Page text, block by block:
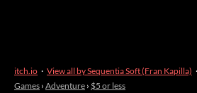
itch.io · View all by Sequentia Soft (Fran Kapilla) ·
Games › Adventure › $5 or less